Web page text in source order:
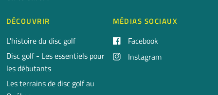
DÉCOUVRIR
L'histoire du disc golf
Disc golf - Les essentiels pour
les débutants
Les terrains de disc golf au
MÉDIAS SOCIAUX
Facebook
Instagram